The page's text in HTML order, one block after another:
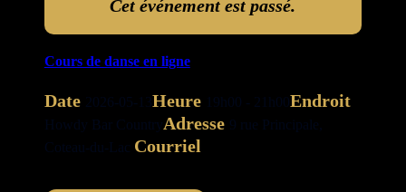
Cet événement est passé.
Cours de danse en ligne
Date 2026-05-13Heure 19h00 - 21h00Endroit
Howdy Bar Country Adresse 9 rue Principale,
Coteau-du-Lac Courriel